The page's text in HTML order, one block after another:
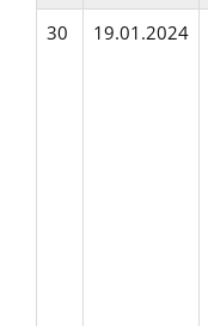
30 19.01.2024